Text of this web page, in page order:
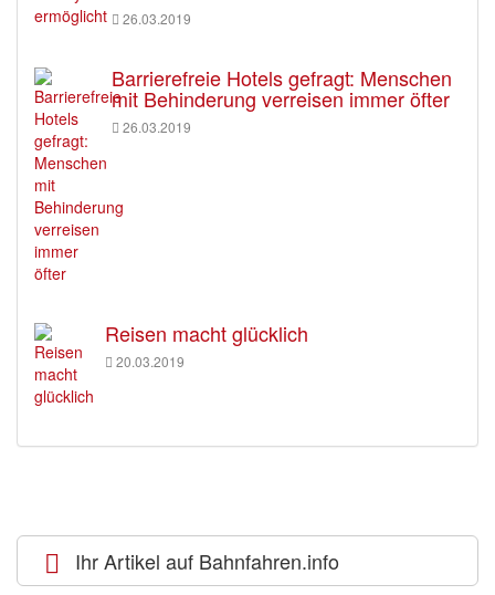
26.03.2019
Barrierefreie Hotels gefragt: Menschen
mit Behinderung verreisen immer öfter
26.03.2019
Reisen macht glücklich
20.03.2019
Ihr Artikel auf Bahnfahren.info